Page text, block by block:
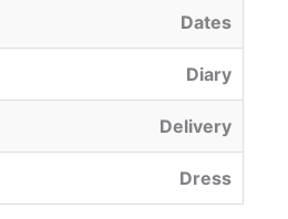
Dates
Diary
Delivery
Dress